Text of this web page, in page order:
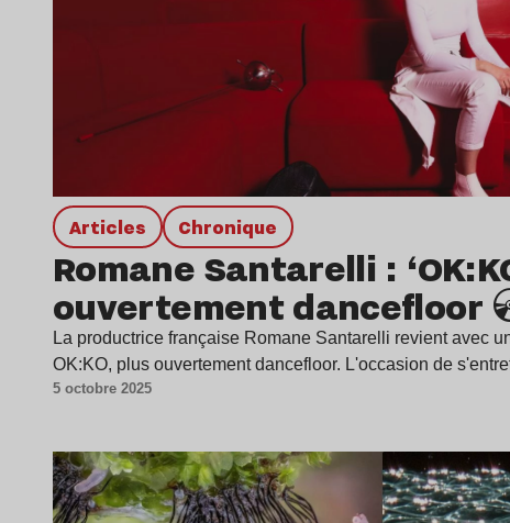
Articles chronique
Romane Santarelli :
ouvertement dancefloor
La productrice française Romane Santarelli revient avec
OK:KO, plus ouvertement dancefloor. L'occasion de
5 octobre 2025